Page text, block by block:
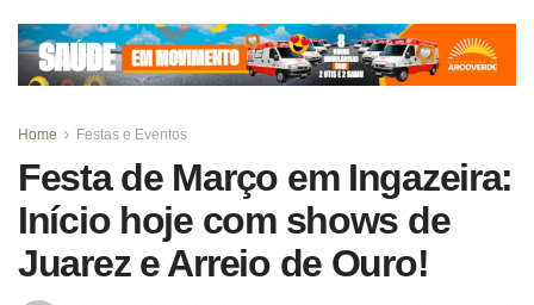
Home Festas e Eventos
Festa de Março em Ingazeira:
Início hoje com shows de
Juarez e Arreio de Ouro!